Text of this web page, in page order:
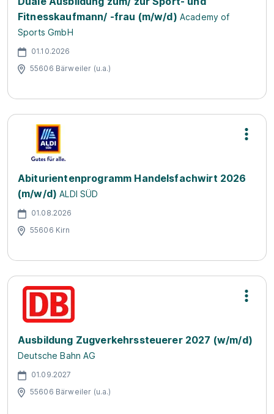
Fitnesskaufmann/ -frau (m/w/d) Academy of
Sports GmbH
01.10.2026
55606 Bärweiler (u.a.)
Abiturientenprogramm Handelsfachwirt 2026
(m/w/d) ALDI SÜD
01.08.2026
55606 Kirn
Ausbildung Zugverkehrssteuerer 2027 (w/m/d)
Deutsche Bahn AG
01.09.2027
55606 Bärweiler (u.a.)